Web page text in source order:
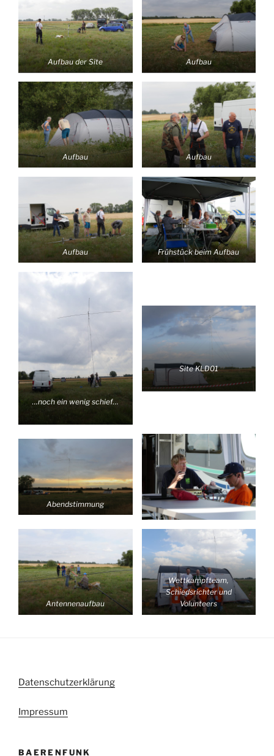
Aufbau der Site Aufbau
Aufbau Aufbau
Aufbau Frühstück beim Aufbau
…noch ein wenig schief…
Site KLD01
Abendstimmung
Antennenaufbau
Wettkampfteam,
Schiedsrichter und
Volunteers
Datenschutzerklärung
Impressum
BAERENFUNK